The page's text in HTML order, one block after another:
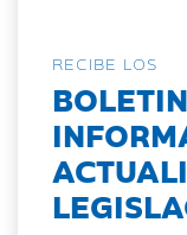
RECIBE LOS